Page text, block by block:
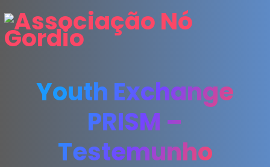
Youth Exchange
PRISM –
Testemunho